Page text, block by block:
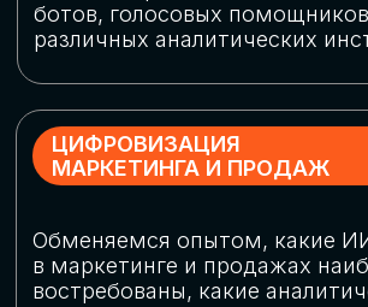
СПИКЕРЫ
СТАТЬ СПИКЕРОМ
В конференции участвовали более 120 спикеров